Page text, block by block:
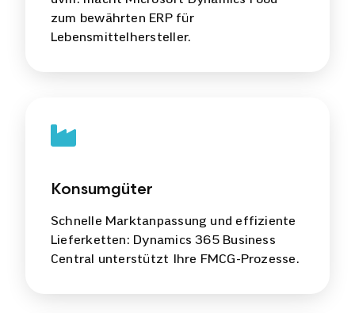
zum bewährten ERP für
Lebensmittelhersteller.
Konsumgüter
Schnelle Marktanpassung und effiziente
Lieferketten: Dynamics 365 Business
Central unterstützt Ihre FMCG-Prozesse.